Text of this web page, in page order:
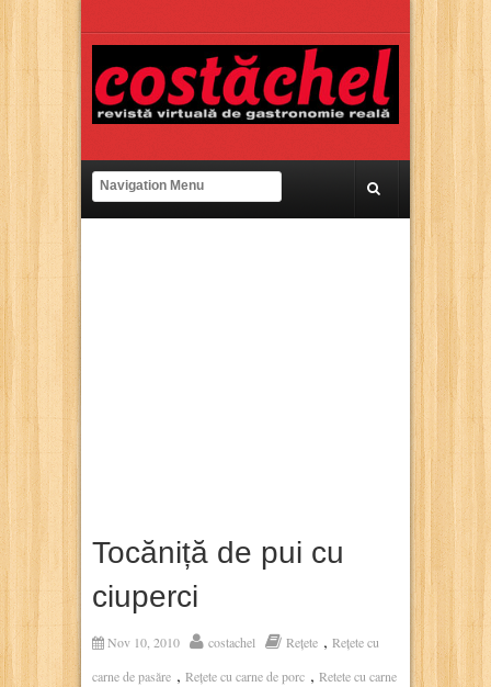
Tocăniță de pui cu
ciuperci
Nov 10, 2010 costachel Rețete , Rețete cu
carne de pasăre , Rețete cu carne de porc , Retete cu carne